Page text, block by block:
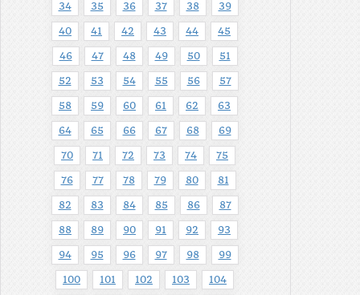
34 35 36 37 38 39
40 41 42 43 44 45
46 47 48 49 50 51
52 53 54 55 56 57
58 59 60 61 62 63
64 65 66 67 68 69
70 71 72 73 74 75
76 77 78 79 80 81
82 83 84 85 86 87
88 89 90 91 92 93
94 95 96 97 98 99
100 101 102 103 104